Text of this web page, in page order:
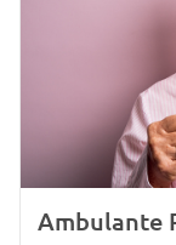
Ambulante